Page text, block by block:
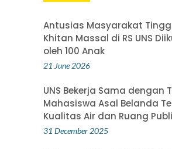
Antusias Masyarakat
Khitan Massal di RS UNS
oleh 100 Anak
21 June 2026
UNS Bekerja Sama dengan
Mahasiswa Asal Belanda
Kualitas Air dan Ruang
31 December 2025